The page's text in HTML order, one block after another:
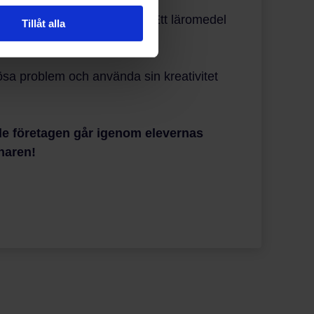
Tillåt alla
Skarpa Uppdrag
– Ett läromedel
problem och använda sin kreativitet
företagen går igenom elevernas